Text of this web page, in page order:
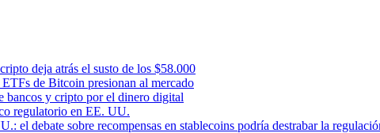
deja atrás el susto de los $58.000
de Bitcoin presionan al mercado
bancos y cripto por el dinero digital
regulatorio en EE. UU.
el debate sobre recompensas en stablecoins podría destrabar la